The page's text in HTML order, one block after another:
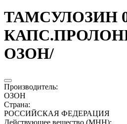
ТАМСУЛОЗИН
ОЗОН/
Производитель:
ОЗОН
Страна:
РОССИЙСКАЯ ФЕДЕРАЦИЯ
Действующее вещество (МНН):